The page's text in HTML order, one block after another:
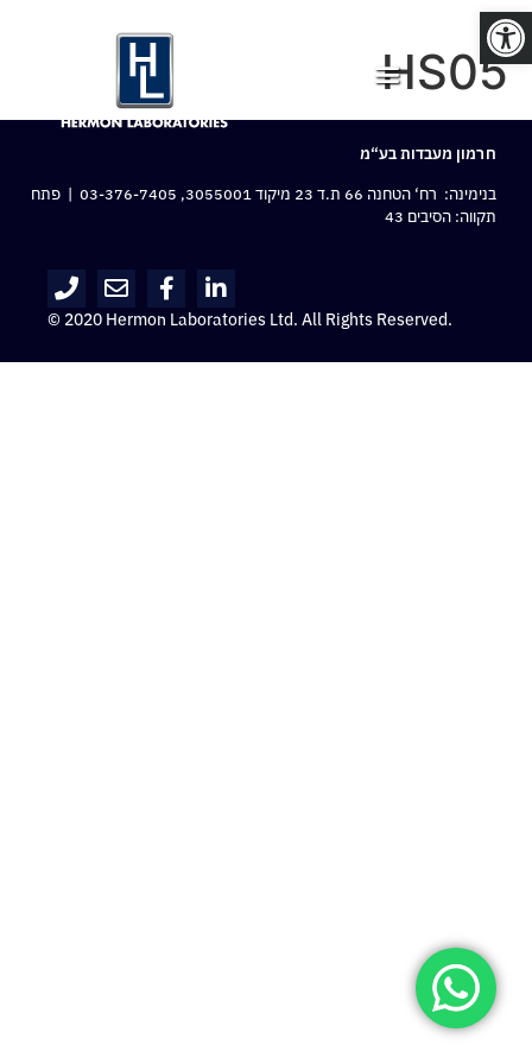
פתח סרגל נגישות
HS05
חרמון מעבדות בע“מ
בנימינה: רח‘ הטחנה 66 ת.ד 23 מיקוד 3055001,
03-376-7405 | פתח
תקווה: הסיבים 43
© 2020 Hermon Laboratories Ltd. All Rights Reserved.